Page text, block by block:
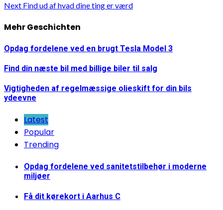
Continue
Reading
Next Find ud af hvad dine ting er værd
Mehr Geschichten
Opdag fordelene ved en brugt Tesla Model 3
Find din næste bil med billige biler til salg
Vigtigheden af regelmæssige olieskift for din bils
ydeevne
Latest
Popular
Trending
Opdag fordelene ved sanitetstilbehør i moderne
miljøer
Få dit kørekort i Aarhus C